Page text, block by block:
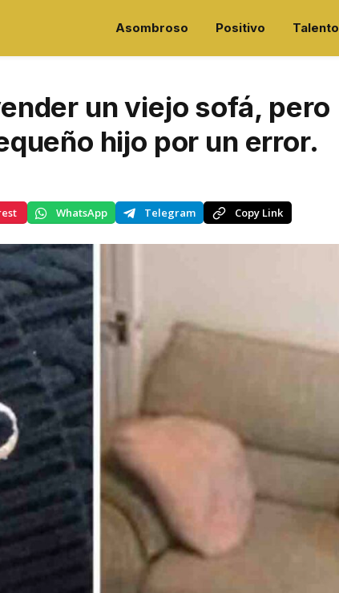
Asombroso Positivo Talento
un viejo sofá, pero
hijo por un error.
WhatsApp Telegram Copy Link